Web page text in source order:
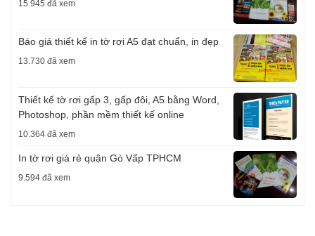
15.945 đã xem
Báo giá thiết kế in tờ rơi A5 đạt chuẩn, in đẹp
13.730 đã xem
Thiết kế tờ rơi gấp 3, gấp đôi, A5 bằng Word,
Photoshop, phần mềm thiết kế online
10.364 đã xem
In tờ rơi giá rẻ quận Gò Vấp TPHCM
9.594 đã xem